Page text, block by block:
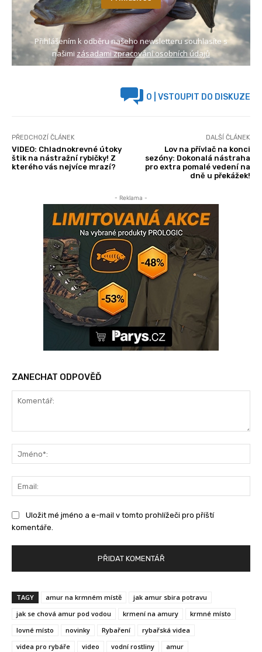
Přihlášením k odběru našeho newsletteru souhlasíte s
našimi zásadami zpracování osobních údajů
0 | VSTOUPIT DO DISKUZE
PŘEDCHOZÍ ČLÁNEK
VIDEO: Chladnokrevné útoky
štik na nástražní rybičky! Z
kterého vás nejvíce mrazí?
DALŠÍ ČLÁNEK
Lov na přívlač na konci
sezóny: Dokonalá nástraha
pro extra pomalé vedení na
dně u překážek!
- Reklama -
ZANECHAT ODPOVĚĎ
Uložit mé jméno a e-mail v tomto prohlížeči pro příští
komentáře.
TAGY amur na krmném místě
jak amur sbira potravu
jak se chová amur pod vodou
krmení na amury
krmné místo
lovné místo
novinky Rybaření
rybařská videa
videa pro rybáře
video vodní rostliny amur